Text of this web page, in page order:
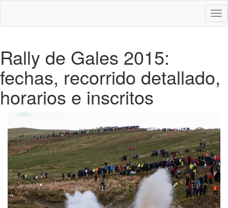
Rally de Gales 2015:
fechas, recorrido detallado,
horarios e inscritos